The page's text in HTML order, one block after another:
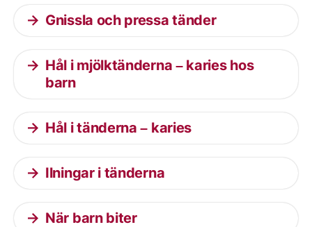
Gnissla och pressa tänder
Hål i mjölktänderna – karies hos
barn
Hål i tänderna – karies
Ilningar i tänderna
När barn biter